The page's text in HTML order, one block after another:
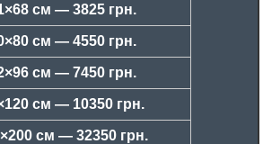
см — 3825 грн.
см — 4550 грн.
см — 7450 грн.
см — 10350 грн.
см — 32350 грн.